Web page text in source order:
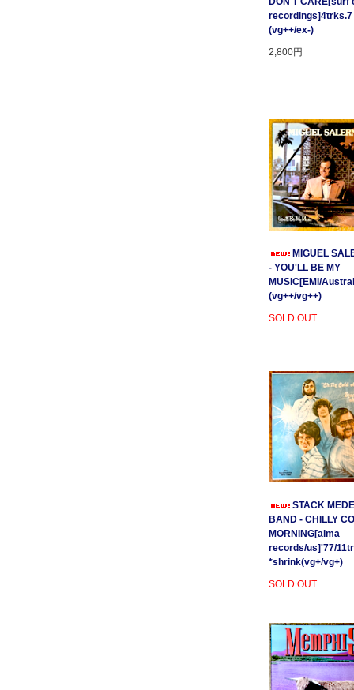
recordings]4trks.7
(vg++/ex-)
2,800円
MIGUEL
- YOU'LL BE MY
MUSIC[EMI/
(vg++/vg++)
SOLD OUT
STACK
BAND - CHILLY
MORNING[alma
records/us]'77/
*shrink(vg+/vg+)
SOLD OUT